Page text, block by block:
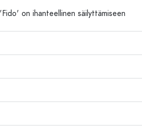
on ihanteellinen säilyttämiseen